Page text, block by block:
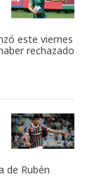
este viernes
rechazado
de Rubén